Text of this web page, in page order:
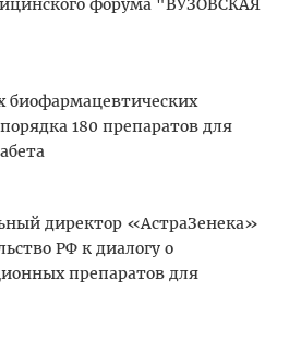
форума "ВУЗОВСКАЯ
биофармацевтических
180 препаратов для
директор «АстраЗенека»
РФ к диалогу о
препаратов для